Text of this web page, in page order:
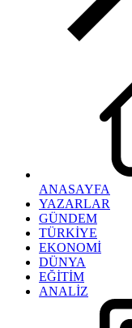
ANASAYFA
YAZARLAR
GÜNDEM
TÜRKİYE
EKONOMİ
DÜNYA
EĞİTİM
ANALİZ